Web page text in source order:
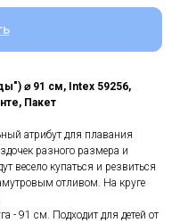
⌀ 91 см, Intex 59256,
Пакет
атрибут для плавания
разного размера и
весело купаться и резвиться
отливом. На круге
- 91 см. Подходит для детей от